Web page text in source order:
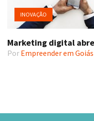
INOVAÇÃO
Marketing digital
Por Empreender em Goiás